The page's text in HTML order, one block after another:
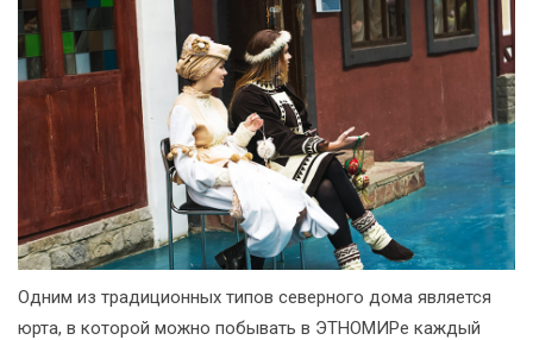
Одним из традиционных типов северного дома является
юрта, в которой можно побывать в ЭТНОМИРе каждый